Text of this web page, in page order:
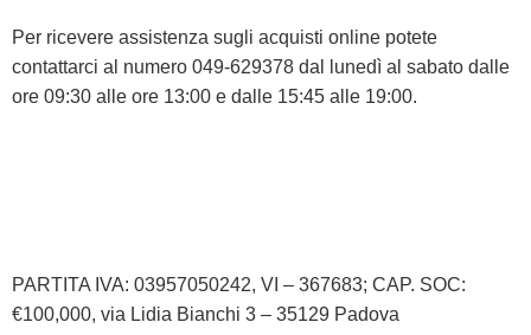
Per ricevere assistenza sugli acquisti online potete
contattarci al numero 049-629378 dal lunedì al sabato dalle
ore 09:30 alle ore 13:00 e dalle 15:45 alle 19:00.
PARTITA IVA: 03957050242, VI – 367683; CAP. SOC:
€100,000, via Lidia Bianchi 3 – 35129 Padova